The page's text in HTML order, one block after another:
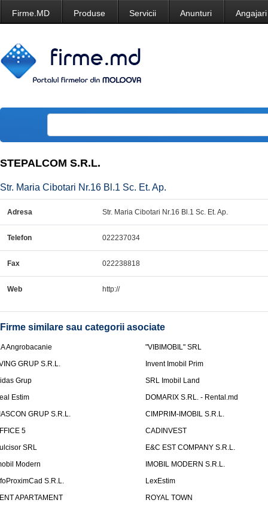
Firme.MD Produse Servicii Anunturi Angajari
STEPALCOM S.R.L.
Str. Maria Cibotari Nr.16 Bl.1 Sc. Et. Ap.
Adresa Str. Maria Cibotari Nr.16 Bl.1 Sc. Et. Ap.
Telefon 022237034
Fax 022238818
Web http://
Firme similare sau categorii asociate
Angrobacanie
"VIBIMOBIL" SRL
GRUP S.R.L.
Invent Imobil Prim
Grup
SRL Imobil Land
Estim
DOMARIX S.RL. - Rental.md
GRUP S.R.L.
CIMPRIM-IMOBIL S.R.L.
5
CADINVEST
SRL
E&C EST COMPANY S.R.L.
Modern
IMOBIL MODERN S.R.L.
S.R.L.
LexEstim
APARTAMENT
ROYAL TOWN